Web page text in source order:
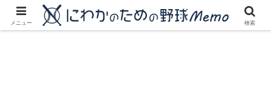
にわかに優しいプロ野球ブログ
メニュー 検索